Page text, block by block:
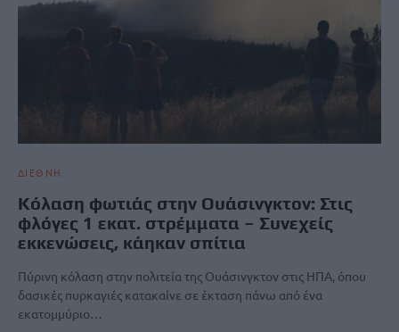
ΔΙΕΘΝΗ
Κόλαση φωτιάς στην Ουάσινγκτον: Στις
φλόγες 1 εκατ. στρέμματα – Συνεχείς
εκκενώσεις, κάηκαν σπίτια
Πύρινη κόλαση στην πολιτεία της Ουάσινγκτον στις ΗΠΑ, όπου
δασικές πυρκαγιές κατακαίνε σε έκταση πάνω από ένα
εκατομμύριο…